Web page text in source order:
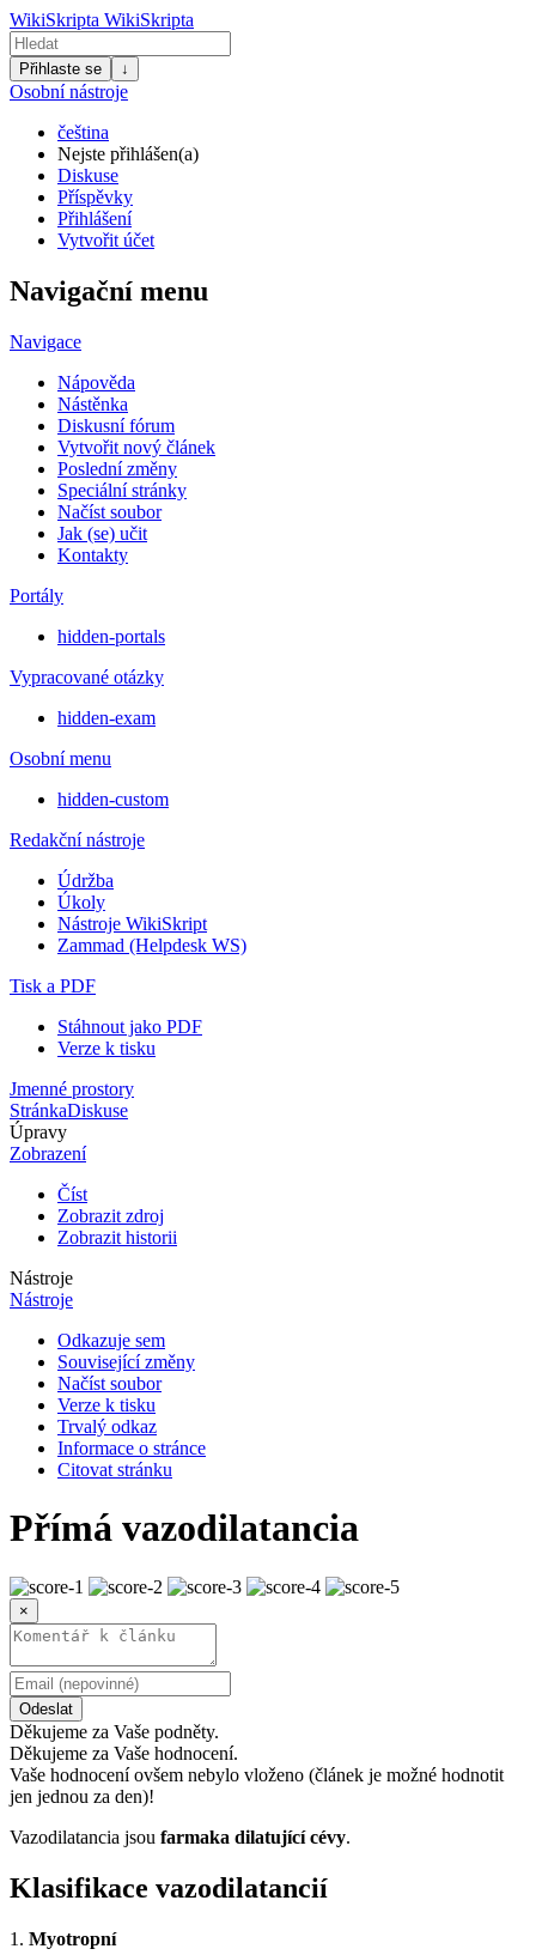
WikiSkripta WikiSkripta
Přihlaste se ↓
Osobní nástroje
čeština
Nejste přihlášen(a)
Diskuse
Příspěvky
Přihlášení
Vytvořit účet
Navigační menu
Navigace
Nápověda
Nástěnka
Diskusní fórum
Vytvořit nový článek
Poslední změny
Speciální stránky
Načíst soubor
Jak (se) učit
Kontakty
Portály
hidden-portals
Vypracované otázky
hidden-exam
Osobní menu
hidden-custom
Redakční nástroje
Údržba
Úkoly
Nástroje WikiSkript
Zammad (Helpdesk WS)
Tisk a PDF
Stáhnout jako PDF
Verze k tisku
Jmenné prostory
StránkaDiskuse
Úpravy
Zobrazení
Číst
Zobrazit zdroj
Zobrazit historii
Nástroje
Nástroje
Odkazuje sem
Související změny
Načíst soubor
Verze k tisku
Trvalý odkaz
Informace o stránce
Citovat stránku
Přímá vazodilatancia
×
Odeslat
Děkujeme za Vaše podněty.
Děkujeme za Vaše hodnocení.
Vaše hodnocení ovšem nebylo vloženo (článek je možné hodnotit
jen jednou za den)!
Vazodilatancia jsou farmaka dilatující cévy.
Klasifikace vazodilatancií
1. Myotropní